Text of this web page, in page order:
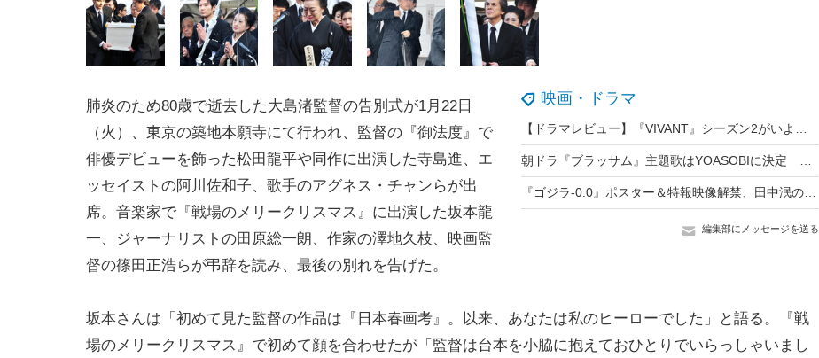
映画・ドラマ
編集部にメッセージを送る
肺炎のため80歳で逝去した大島渚監督の告別式が1月22日
（火）、東京の築地本願寺にて行われ、監督の『御法度』で
俳優デビューを飾った松田龍平や同作に出演した寺島進、エ
ッセイストの阿川佐和子、歌手のアグネス・チャンらが出
席。音楽家で『戦場のメリークリスマス』に出演した坂本龍
一、ジャーナリストの田原総一朗、作家の澤地久枝、映画監
督の篠田正浩らが弔辞を読み、最後の別れを告げた。
坂本さんは「初めて見た監督の作品は『日本春画考』。以来、あなたは私のヒーローでした」と語る。『戦
場のメリークリスマス』で初めて顔を合わせたが「監督は台本を小脇に抱えておひとりでいらっしゃいまし